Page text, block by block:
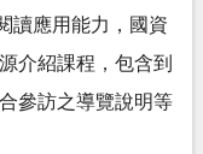
應用能力，國資
介紹課程，包含到
參訪之導覽說明等